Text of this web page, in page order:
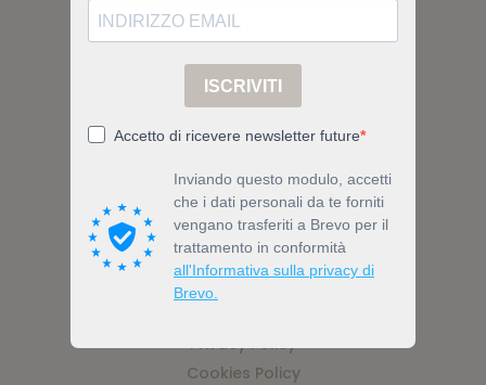
CONTATTI
Via Nicolino di Galasso 19, 47899
Serravalle, Z.I. Galazzano, RSM
Email info@bewell.bio
ACCOUNT
Privacy Policy
Cookies Policy